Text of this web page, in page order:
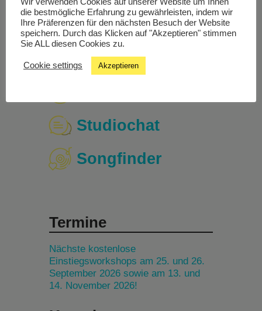
in
in
for
for
Studiochat
Songfinder
Termine
Nächste kostenlose
Einstiegsworkshops am 25. und 26.
September 2026 sowie am 13. und
14. November 2026!
die bestmögliche Erfahrung zu gewährleisten, indem wir
Ihre Präferenzen für den nächsten Besuch der Website
speichern. Durch das Klicken auf "Akzeptieren" stimmen
Sie ALL diesen Cookies zu.
Cookie settings Akzeptieren